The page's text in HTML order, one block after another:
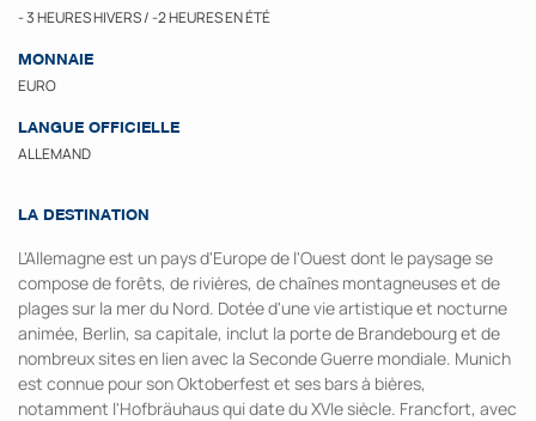
- 3 HEURES HIVERS / -2 HEURES EN ÉTÉ
MONNAIE
EURO
LANGUE OFFICIELLE
ALLEMAND
LA DESTINATION
L'Allemagne est un pays d'Europe de l'Ouest dont le paysage se
compose de forêts, de rivières, de chaînes montagneuses et de
plages sur la mer du Nord. Dotée d'une vie artistique et nocturne
animée, Berlin, sa capitale, inclut la porte de Brandebourg et de
nombreux sites en lien avec la Seconde Guerre mondiale. Munich
est connue pour son Oktoberfest et ses bars à bières,
notamment l'Hofbräuhaus qui date du XVIe siècle. Francfort, avec